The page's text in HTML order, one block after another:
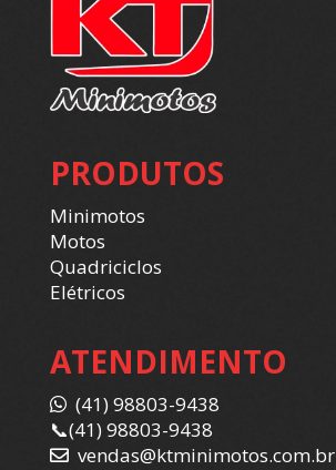
PRODUTOS
Minimotos
Motos
Quadriciclos
Elétricos
ATENDIMENTO
(41) 98803-9438
📞(41) 98803-9438
vendas@ktminimotos.com.br